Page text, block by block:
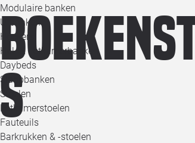
Modulaire banken
U-banken
Hockers
Hal- & Eetkamerbanken
Daybeds
Slaapbanken
Stoelen
Eetkamerstoelen
Fauteuils
Barkrukken & -stoelen
s